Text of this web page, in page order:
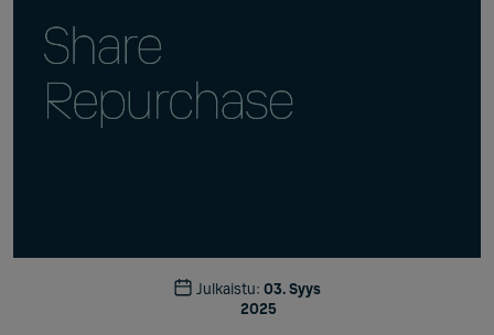
Julkaistu: 03. Syys
2025